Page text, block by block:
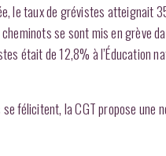
le taux de grévistes atteignait
se sont mis en grève
était de 12,8% à l’Éducation
félicitent, la CGT propose une